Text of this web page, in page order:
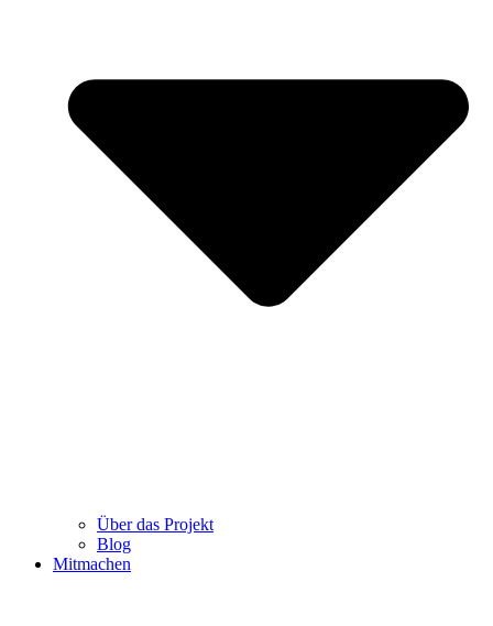
Über das Projekt
Blog
Mitmachen